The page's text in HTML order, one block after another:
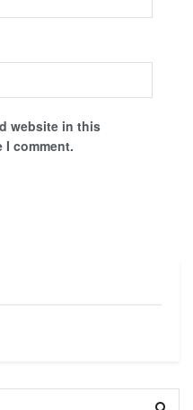
website in this
I comment.